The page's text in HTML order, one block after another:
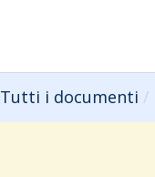
Tutti i documenti